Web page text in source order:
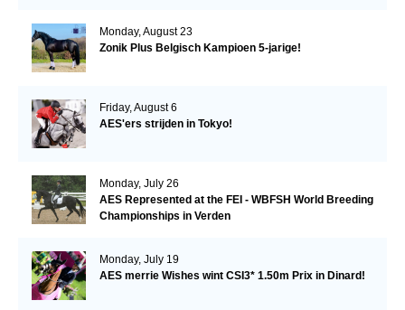
Monday, August 23
Zonik Plus Belgisch Kampioen 5-jarige!
Friday, August 6
AES'ers strijden in Tokyo!
Monday, July 26
AES Represented at the FEI - WBFSH World Breeding
Championships in Verden
Monday, July 19
AES merrie Wishes wint CSI3* 1.50m Prix in Dinard!